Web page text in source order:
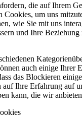
die auf Ihrem
Cookies, um uns
wie Sie mit uns
und Ihre Beziehung
auch einige Ihrer
das Blockieren
Ihre Erfahrung auf
kann, die wir